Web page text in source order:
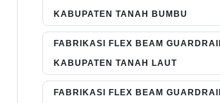
KABUPATEN TANAH BUMBU
FABRIKASI FLEX BEAM
KABUPATEN TANAH LAUT
FABRIKASI FLEX BEAM